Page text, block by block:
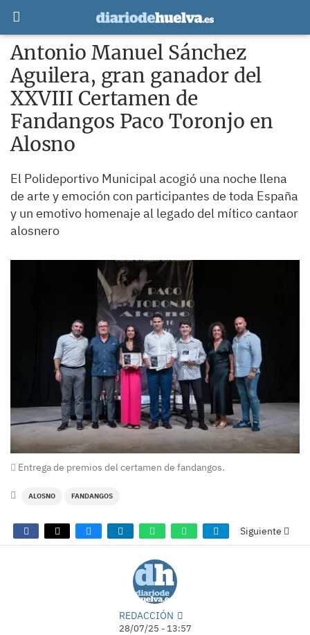
Antonio Manuel Sánchez
Aguilera, gran ganador del
XXVIII Certamen de
Fandangos Paco Toronjo en
Alosno
El Polideportivo Municipal acogió una noche llena
de arte y emoción con participantes de toda España
y un emotivo homenaje al legado del mítico cantaor
alosnero
Entrega de premios del certamen de fandangos.
ALOSNO FANDANGOS
Siguiente
REDACCIÓN
28/07/25 - 13:57